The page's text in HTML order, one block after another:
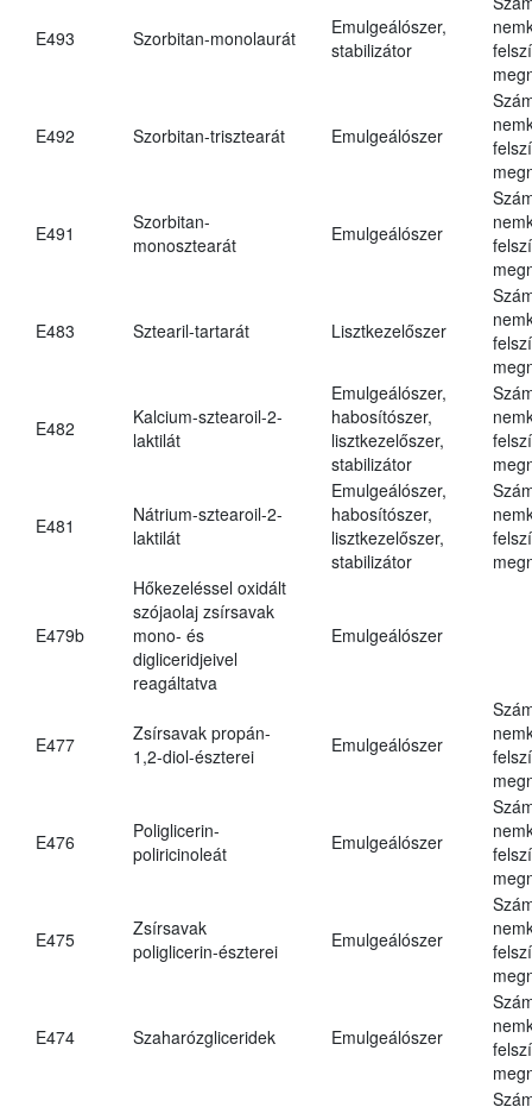
E493 Szorbitan-monolaurát
Emulgeálószer,
stabilizátor
E492 Szorbitan-trisztearát Emulgeálószer
E491
Szorbitan-
monosztearát
Emulgeálószer
E483 Sztearil-tartarát Lisztkezelőszer
E482
Kalcium-sztearoil-2-
laktilát
Emulgeálószer,
habosítószer,
lisztkezelőszer,
stabilizátor
E481
Nátrium-sztearoil-2-
laktilát
Emulgeálószer,
habosítószer,
lisztkezelőszer,
stabilizátor
E479b
Hőkezeléssel oxidált
szójaolaj zsírsavak
mono- és
digliceridjeivel
reagáltatva
Emulgeálószer
E477
Zsírsavak propán-
1,2-diol-észterei
Emulgeálószer
E476
Poliglicerin-
poliricinoleát
Emulgeálószer
E475
Zsírsavak
poliglicerin-észterei
Emulgeálószer
E474 Szaharózgliceridek Emulgeálószer